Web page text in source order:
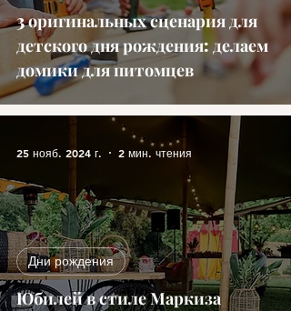
3 оригинальных сценария для
детского дня рождения: делаем
домики для питомцев
Юбилей в стиле Маркиза
Дни рождения
25 нояб. 2024 г. 2 мин. чтения